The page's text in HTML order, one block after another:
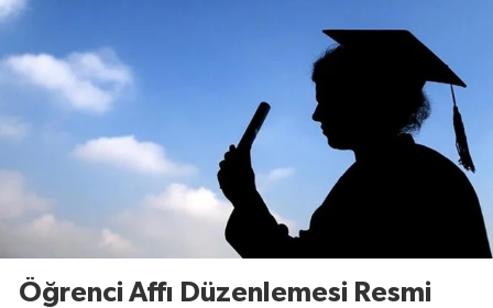
Öğrenci Affı Düzenlemesi Resmi